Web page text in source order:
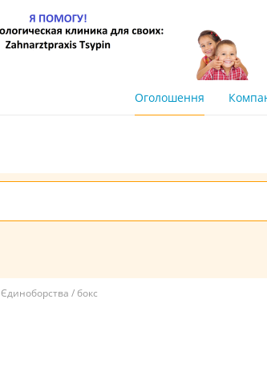
Оголошення
Єдиноборства / бокс